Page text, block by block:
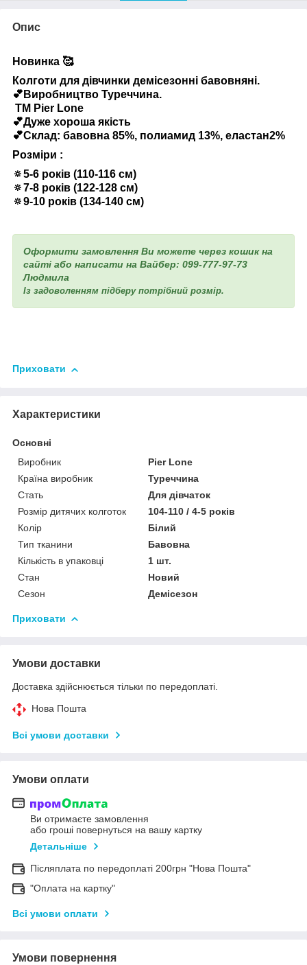
Опис
Новинка 🥰
Колготи для дівчинки демісезонні бавовняні.
💕Виробництво Туреччина.
ТМ Pier Lone
💕Дуже хороша якість
💕Склад: бавовна 85%, полиамид 13%, еластан2%
Розміри :
🔅5-6 років (110-116 см)
🔅7-8 років (122-128 см)
🔅9-10 років (134-140 см)
Оформити замовлення Ви можете через кошик на
сайті або написати на Вайбер: 099-777-97-73
Людмила
Із задоволенням підберу потрібний розмір.
Приховати
Характеристики
Основні
Виробник
Pier Lone
Країна виробник
Туреччина
Стать
Для дівчаток
Розмір дитячих колготок
104-110 / 4-5 років
Колір
Білий
Тип тканини
Бавовна
Кількість в упаковці
1 шт.
Стан
Новий
Сезон
Демісезон
Приховати
Умови доставки
Доставка здійснюється тільки по передоплаті.
Нова Пошта
Всі умови доставки
Умови оплати
Ви отримаєте замовлення
або гроші повернуться на вашу картку
Детальніше
Післяплата по передоплаті 200грн "Нова Пошта"
"Оплата на картку"
Всі умови оплати
Умови повернення